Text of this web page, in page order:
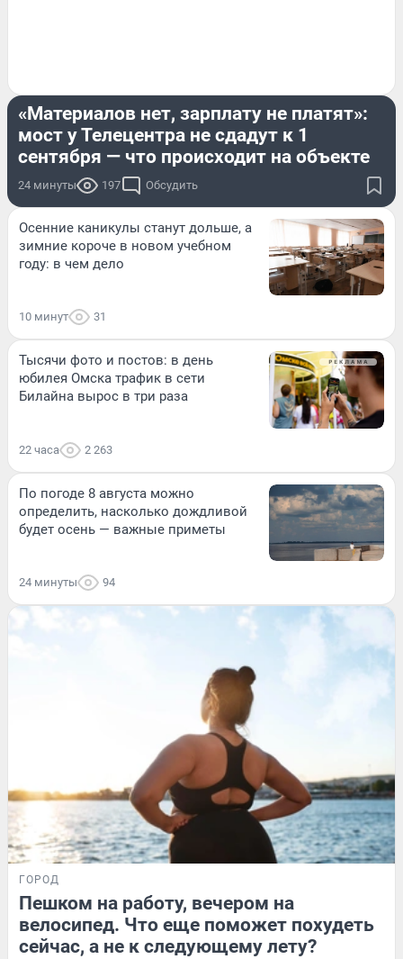
«Материалов нет, зарплату не платят»:
мост у Телецентра не сдадут к 1
сентября — что происходит на объекте
24 минуты 197 Обсудить
Осенние каникулы станут дольше, а
зимние короче в новом учебном
году: в чем дело
10 минут 31
Тысячи фото и постов: в день
юбилея Омска трафик в сети
Билайна вырос в три раза
22 часа 2 263
По погоде 8 августа можно
определить, насколько дождливой
будет осень — важные приметы
24 минуты 94
ГОРОД
Пешком на работу, вечером на
велосипед. Что еще поможет похудеть
сейчас, а не к следующему лету?